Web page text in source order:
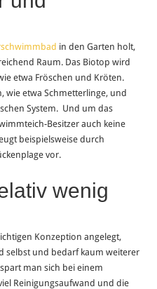
in den Garten holt,
Raum. Das Biotop wird
etwa Fröschen und Kröten.
wie etwa Schmetterlinge, und
System. Und um das
Besitzer auch keine
beispielsweise durch
vor.
wenig
Konzeption angelegt,
selbst und bedarf kaum weiterer
man sich bei einem
Reinigungsaufwand und die